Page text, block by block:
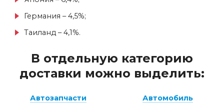
Германия – 4,5%;
Таиланд – 4,1%.
В отдельную категорию
доставки можно выделить:
Автозапчасти Автомобиль